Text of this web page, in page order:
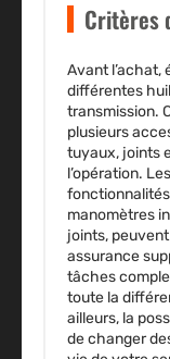
Critères
Avant l’achat,
différentes
transmission.
plusieurs
tuyaux, joints
l’opération.
manomètres
joints,
assurance
tâches
toute la
ailleurs, la
de changer